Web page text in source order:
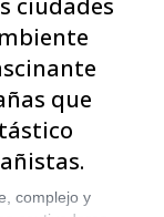
ciudades
que
complejo y